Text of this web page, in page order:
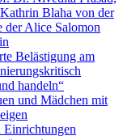
Blaha von der
der Alice Salomon
Belästigung am
handeln“
und Mädchen mit
Einrichtungen